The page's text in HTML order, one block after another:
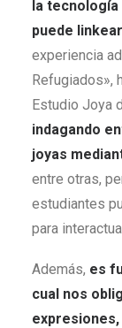
la
puede
experiencia
Refugiados»,
Estudio Joya
indagando
joyas
entre otras,
estudiantes
para
Además, es
cual nos